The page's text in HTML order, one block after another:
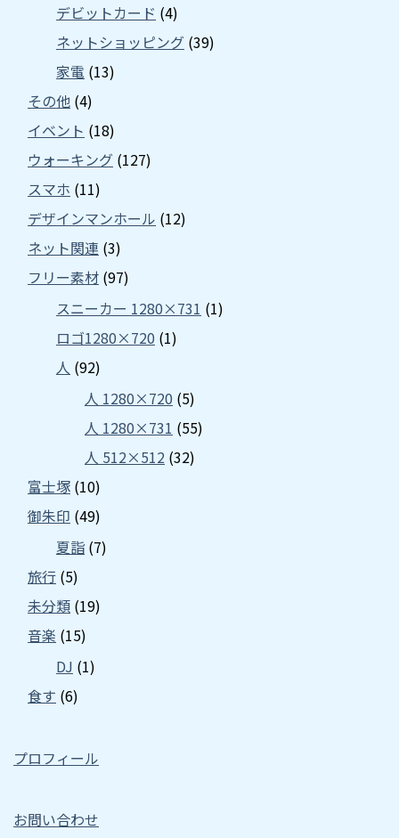
デビットカード (4)
ネットショッピング (39)
家電 (13)
その他 (4)
イベント (18)
ウォーキング (127)
スマホ (11)
デザインマンホール (12)
ネット関連 (3)
フリー素材 (97)
スニーカー 1280×731 (1)
ロゴ1280×720 (1)
人 (92)
人 1280×720 (5)
人 1280×731 (55)
人 512×512 (32)
富士塚 (10)
御朱印 (49)
夏詣 (7)
旅行 (5)
未分類 (19)
音楽 (15)
DJ (1)
食す (6)
プロフィール
お問い合わせ